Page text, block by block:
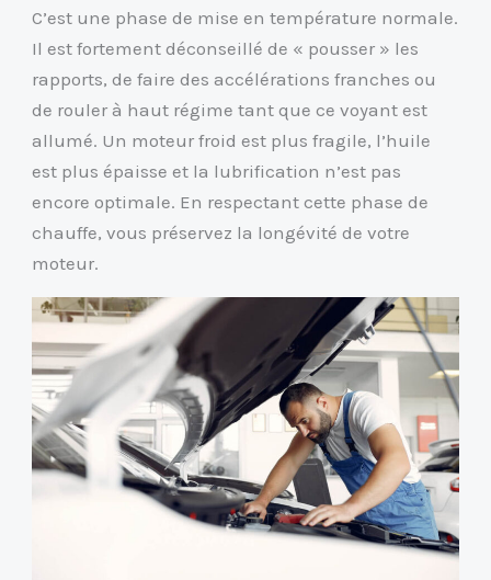
C’est une phase de mise en température normale.
Il est fortement déconseillé de « pousser » les
rapports, de faire des accélérations franches ou
de rouler à haut régime tant que ce voyant est
allumé. Un moteur froid est plus fragile, l’huile
est plus épaisse et la lubrification n’est pas
encore optimale. En respectant cette phase de
chauffe, vous préservez la longévité de votre
moteur.